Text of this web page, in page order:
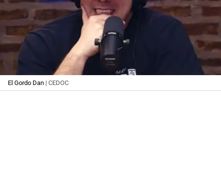
El Gordo Dan | CEDOC